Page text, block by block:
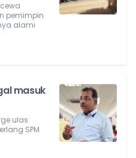
pemimpin
alami
masuk
ulas
SPM